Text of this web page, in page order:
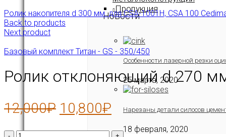
Продукция
Новости
Особенности лазерной резки
25 марта, 2020
Нарезаны детали силосов
18 февраля, 2020
Ролик накопителя d 300 мм. для CSA-1001H, CSA 100
Back to products
Next product
Базовый комплект Титан - GS - 350/450
Ролик отклоняющий d 270
12,000₽ 10,800₽
Количество